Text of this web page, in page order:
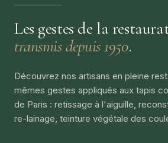
Les gestes de la
transmis depuis 1950.
Découvrez nos artisans en pleine
mêmes gestes appliqués aux tapis
de Paris : retissage à l'aiguille,
re-lainage, teinture végétale des